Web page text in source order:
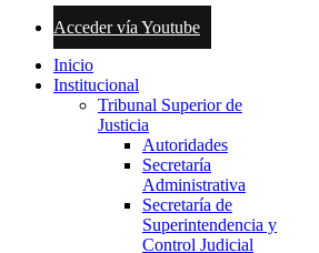
Acceder vía Youtube
Inicio
Institucional
Tribunal Superior de
Justicia
Autoridades
Secretaría
Administrativa
Secretaría de
Superintendencia y
Control Judicial